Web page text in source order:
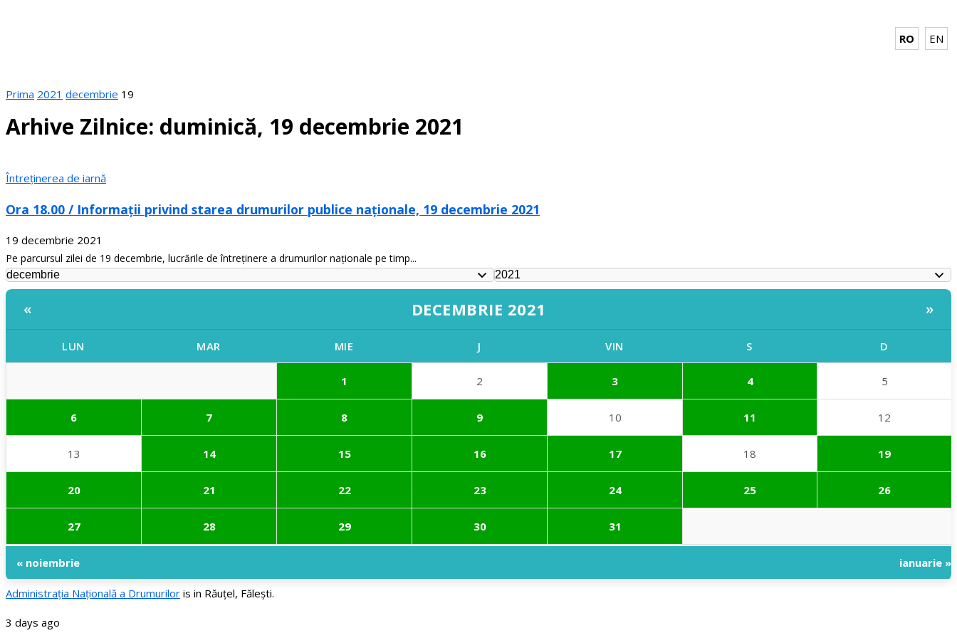
RO EN
Prima 2021 decembrie 19
Arhive Zilnice: duminică, 19 decembrie 2021
Întreținerea de iarnă
Ora 18.00 / Informații privind starea drumurilor publice naționale, 19 decembrie 2021
19 decembrie 2021
Pe parcursul zilei de 19 decembrie, lucrările de întreținere a drumurilor naționale pe timp...
« DECEMBRIE 2021 »
LUN MAR MIE J VIN S D
1 2 3 4 5
6 7 8 9 10 11 12
13 14 15 16 17 18 19
20 21 22 23 24 25 26
27 28 29 30 31
« noiembrie ianuarie »
Administraţia Națională a Drumurilor is in Răuțel, Fălești.
3 days ago